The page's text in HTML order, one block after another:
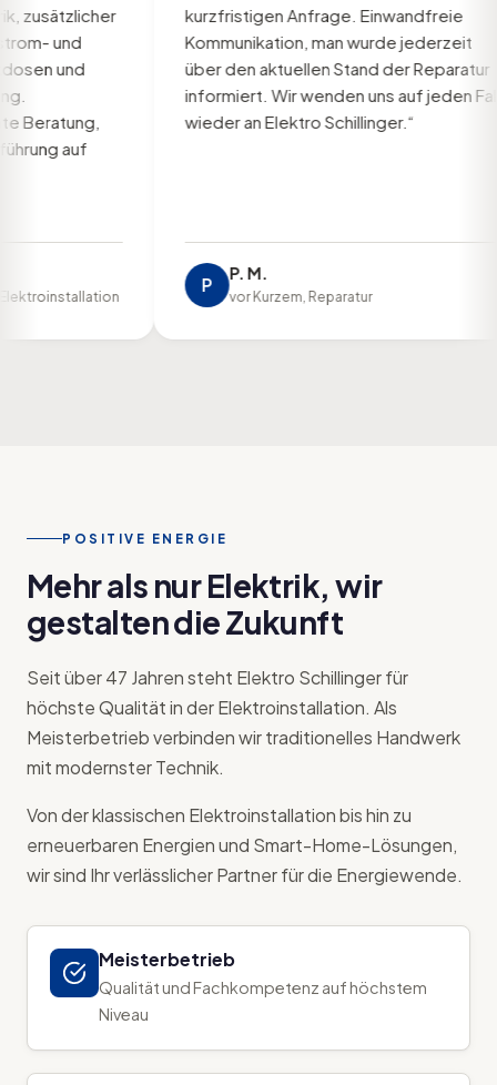
und
und
auf
kurzfristigen Anfrage. Einwandfreie
Kommunikation, man wurde jederzeit
über den aktuellen Stand der Reparatur
informiert. Wir wenden uns auf jeden Fall
wieder an Elektro Schillinger.“
P. M.
vor Kurzem, Reparatur
POSITIVE ENERGIE
Mehr als nur Elektrik, wir
gestalten die Zukunft
Seit über 47 Jahren steht Elektro Schillinger für
höchste Qualität in der Elektroinstallation. Als
Meisterbetrieb verbinden wir traditionelles Handwerk
mit modernster Technik.
Von der klassischen Elektroinstallation bis hin zu
erneuerbaren Energien und Smart-Home-Lösungen,
wir sind Ihr verlässlicher Partner für die Energiewende.
Meisterbetrieb
Qualität und Fachkompetenz auf höchstem
Niveau